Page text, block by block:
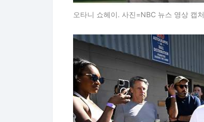
오타니 쇼헤이. 사진=NBC 뉴스 영상 캡처